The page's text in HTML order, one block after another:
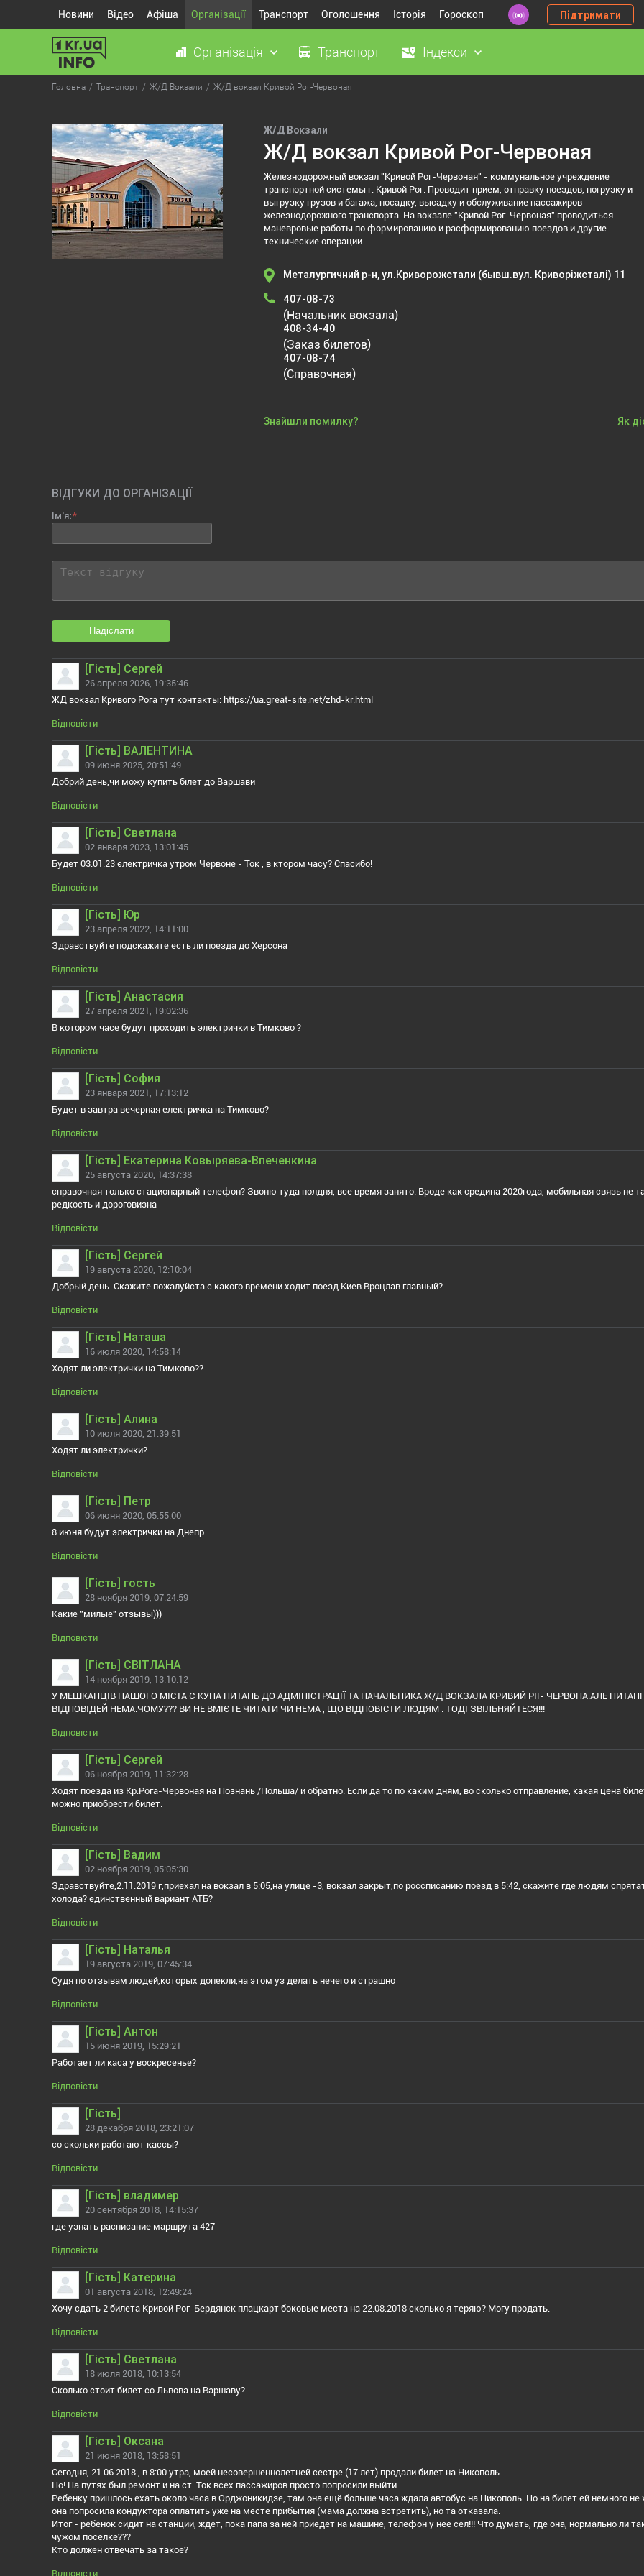
Новини Відео Афіша Організації Транспорт Оголошення Історія Гороскоп Підтримати
Організація Транспорт Індекси
Головна Транспорт Ж/Д Вокзали Ж/Д вокзал Кривой Рог-Червоная
Ж/Д Вокзали
Ж/Д вокзал Кривой Рог-Червоная
Железнодорожный вокзал "Кривой Рог-Червоная" - коммунальное учреждение
транспортной системы г. Кривой Рог. Проводит прием, отправку поездов, погрузку и
выгрузку грузов и багажа, посадку, высадку и обслуживание пассажиров
железнодорожного транспорта. На вокзале "Кривой Рог-Червоная" проводиться
маневровые работы по формированию и расформированию поездов и другие
технические операции.
Металургичний р-н, ул.Криворожстали (бывш.вул. Криворіжсталі) 11
407-08-73
(Начальник вокзала)
408-34-40
(Заказ билетов)
407-08-74
(Справочная)
Знайшли помилку? Як
ВІДГУКИ ДО ОРГАНІЗАЦІЇ
Ім'я:
Надіслати
[Гiсть] Сергей
26 апреля 2026, 19:35:46
ЖД вокзал Кривого Рога тут контакты: https://ua.great-site.net/zhd-kr.html
Відповісти
[Гiсть] ВАЛЕНТИНА
09 июня 2025, 20:51:49
Добрий день,чи можу купить білет до Варшави
Відповісти
[Гiсть] Светлана
02 января 2023, 13:01:45
Будет 03.01.23 єлектричка утром Червоне - Ток , в ктором часу? Спасибо!
Відповісти
[Гiсть] Юр
23 апреля 2022, 14:11:00
Здравствуйте подскажите есть ли поезда до Херсона
Відповісти
[Гiсть] Анастасия
27 апреля 2021, 19:02:36
В котором часе будут проходить электрички в Тимково ?
Відповісти
[Гiсть] София
23 января 2021, 17:13:12
Будет в завтра вечерная електричка на Тимково?
Відповісти
[Гiсть] Екатерина Ковыряева-Впеченкина
25 августа 2020, 14:37:38
справочная только стационарный телефон? Звоню туда полдня, все время занято. Вроде как средина 2020года, мобильная связь не
редкость и дороговизна
Відповісти
[Гiсть] Сергей
19 августа 2020, 12:10:04
Добрый день. Скажите пожалуйста с какого времени ходит поезд Киев Вроцлав главный?
Відповісти
[Гiсть] Наташа
16 июля 2020, 14:58:14
Ходят ли электрички на Тимково??
Відповісти
[Гiсть] Алина
10 июля 2020, 21:39:51
Ходят ли электрички?
Відповісти
[Гiсть] Петр
06 июня 2020, 05:55:00
8 июня будут электрички на Днепр
Відповісти
[Гiсть] гость
28 ноября 2019, 07:24:59
Какие "милые" отзывы)))
Відповісти
[Гiсть] СВІТЛАНА
14 ноября 2019, 13:10:12
У МЕШКАНЦІВ НАШОГО МІСТА Є КУПА ПИТАНЬ ДО АДМІНІСТРАЦІЇ ТА НАЧАЛЬНИКА Ж/Д ВОКЗАЛА КРИВИЙ РІГ- ЧЕРВОНА.АЛЕ
ВІДПОВІДЕЙ НЕМА.ЧОМУ??? ВИ НЕ ВМІЄТЕ ЧИТАТИ ЧИ НЕМА , ЩО ВІДПОВІСТИ ЛЮДЯМ . ТОДІ ЗВІЛЬНЯЙТЕСЯ!!!
Відповісти
[Гiсть] Сергей
06 ноября 2019, 11:32:28
Ходят поезда из Кр.Рога-Червоная на Познань /Польша/ и обратно. Если да то по каким дням, во сколько отправление, какая цена
можно приобрести билет.
Відповісти
[Гiсть] Вадим
02 ноября 2019, 05:05:30
Здравствуйте,2.11.2019 г,приехал на вокзал в 5:05,на улице -3, вокзал закрыт,по россписанию поезд в 5:42, скажите где людям
холода? единственный вариант АТБ?
Відповісти
[Гiсть] Наталья
19 августа 2019, 07:45:34
Судя по отзывам людей,которых допекли,на этом уз делать нечего и страшно
Відповісти
[Гiсть] Антон
15 июня 2019, 15:29:21
Работает ли каса у воскресенье?
Відповісти
[Гiсть]
28 декабря 2018, 23:21:07
со скольки работают кассы?
Відповісти
[Гiсть] владимер
20 сентября 2018, 14:15:37
где узнать расписание маршрута 427
Відповісти
[Гiсть] Катерина
01 августа 2018, 12:49:24
Хочу сдать 2 билета Кривой Рог-Бердянск плацкарт боковые места на 22.08.2018 сколько я теряю? Могу продать.
Відповісти
[Гiсть] Светлана
18 июля 2018, 10:13:54
Сколько стоит билет со Львова на Варшаву?
Відповісти
[Гiсть] Оксана
21 июня 2018, 13:58:51
Сегодня, 21.06.2018., в 8:00 утра, моей несовершеннолетней сестре (17 лет) продали билет на Никополь.
Но! На путях был ремонт и на ст. Ток всех пассажиров просто попросили выйти.
Ребенку пришлось ехать около часа в Орджоникидзе, там она ещё больше часа ждала автобус на Никополь. Но на билет ей немного не
она попросила кондуктора оплатить уже на месте прибытия (мама должна встретить), но та отказала.
Итог - ребенок сидит на станции, ждёт, пока папа за ней приедет на машине, телефон у неё сел!!! Что думать, где она, нормально ли
чужом поселке???
Кто должен отвечать за такое?
Відповісти